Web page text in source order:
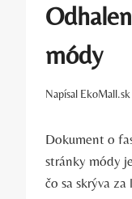
módy
Napísal EkoMall.sk
Dokument o
stránky módy
čo sa skrýva